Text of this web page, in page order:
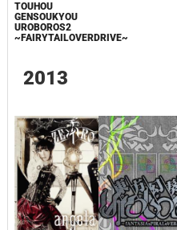
TOUHOU
GENSOUKYOU
UROBOROS2
~FAIRYTAILOVERDRIVE~
2013